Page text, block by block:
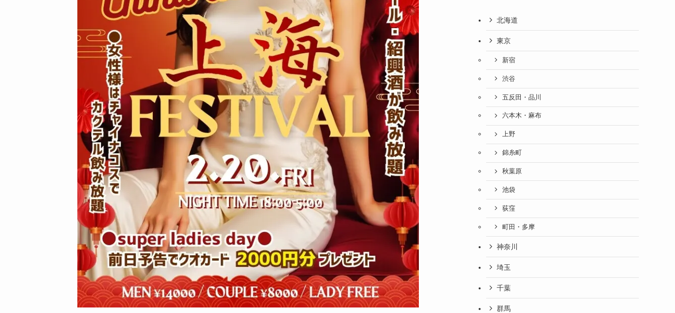
北海道
東京
新宿
渋谷
五反田・品川
六本木・麻布
上野
錦糸町
秋葉原
池袋
荻窪
町田・多摩
神奈川
埼玉
千葉
群馬